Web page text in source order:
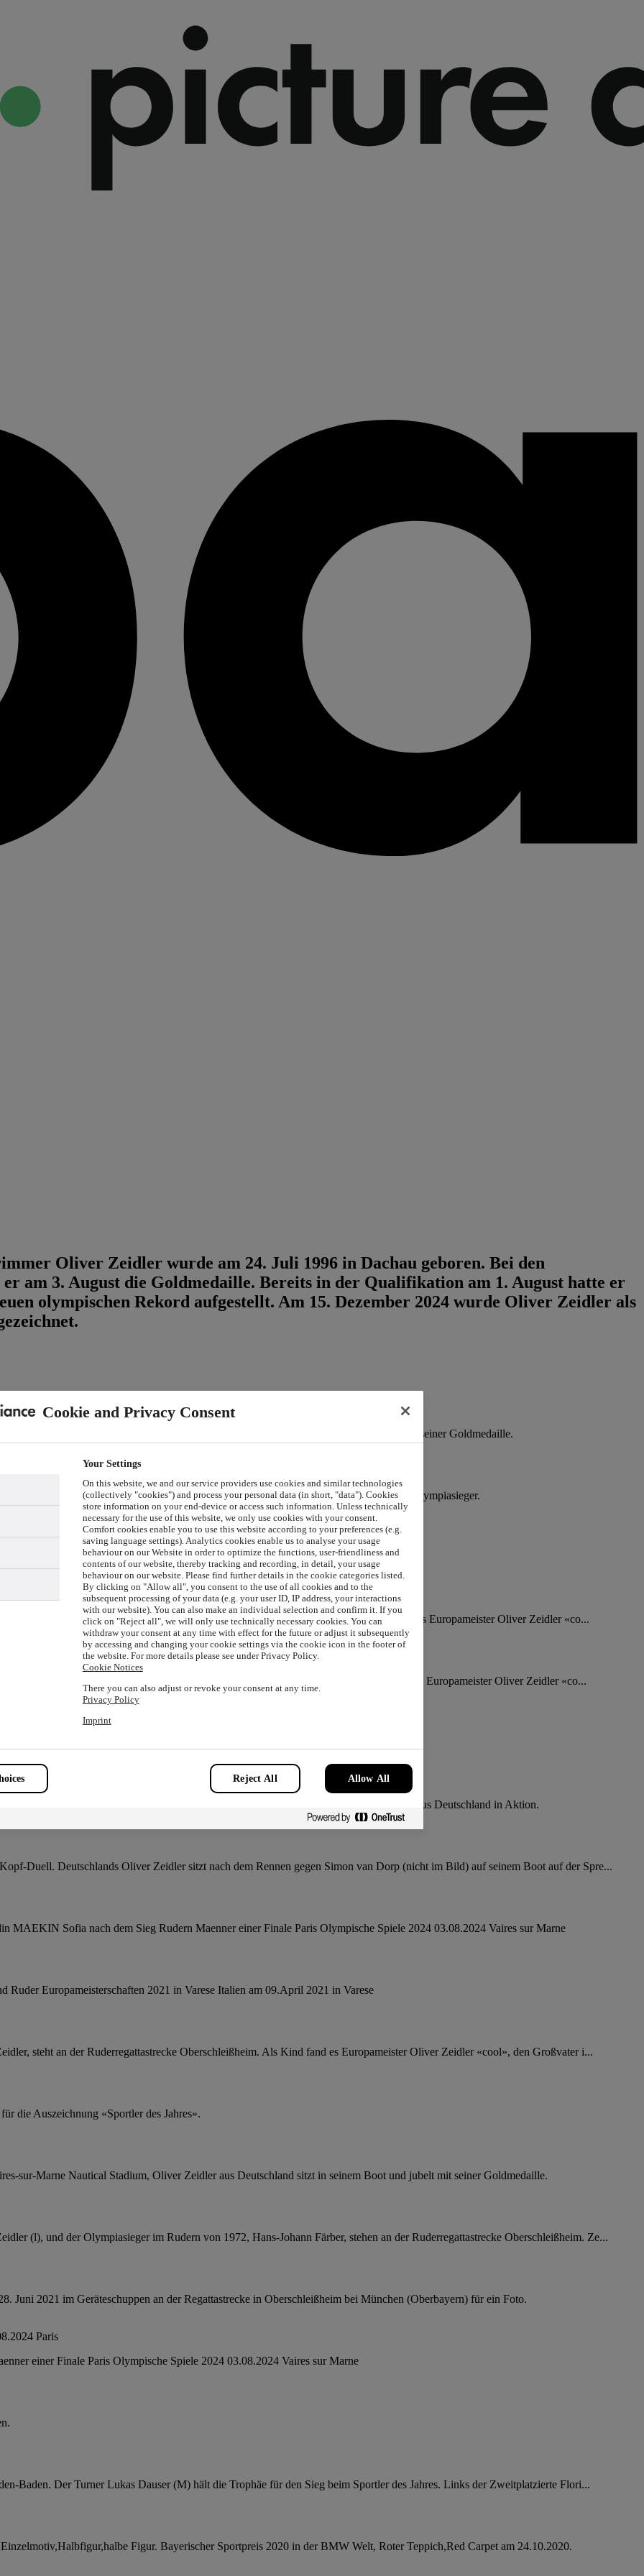
Oliver Zeidler wurde am 24. Juli 1996 in Dachau geboren. Bei den
am 3. August die Goldmedaille. Bereits in der Qualifikation am 1. August hatte er
olympischen Rekord aufgestellt. Am 15. Dezember 2024 wurde Oliver Zeidler als
sur-Marne Nautical Stadium, Oliver Zeidler aus Deutschland jubelt auf dem Podium mit seiner Goldmedaille.
sur-Marne Nautical Stadium, Oliver Zeidler aus Deutschland kommt ins Ziel und wird Olympiasieger.
World Cup Varese 2024 am 13.04.2024 in Varese
steht in einer Bootshalle an der Ruderregattastrecke Oberschleißheim. Als Kind fand es Europameister Oliver Zeidler «co...
sitzt in einer Bootshalle an der Ruderregattastrecke Oberschleißheim. Als Kind fand es Europameister Oliver Zeidler «co...
einer Finale Paris Olympische Spiele 2024 03.08.2024 Vaires sur Marne
Männer, Vorlauf 3, auf der Olympia-Regattaanlage Oberschleißheim. Oliver Zeidler aus Deutschland in Aktion.
Duell. Deutschlands Oliver Zeidler sitzt nach dem Rennen gegen Simon van Dorp (nicht im Bild) auf seinem Boot auf der Spre...
Sofia nach dem Sieg Rudern Maenner einer Finale Paris Olympische Spiele 2024 03.08.2024 Vaires sur Marne
Europameisterschaften 2021 in Varese Italien am 09.April 2021 in Varese
steht an der Ruderregattastrecke Oberschleißheim. Als Kind fand es Europameister Oliver Zeidler «cool», den Großvater i...
die Auszeichnung «Sportler des Jahres».
sur-Marne Nautical Stadium, Oliver Zeidler aus Deutschland sitzt in seinem Boot und jubelt mit seiner Goldmedaille.
(l), und der Olympiasieger im Rudern von 1972, Hans-Johann Färber, stehen an der Ruderregattastrecke Oberschleißheim. Ze...
Juni 2021 im Geräteschuppen an der Regattastrecke in Oberschleißheim bei München (Oberbayern) für ein Foto.
einer Finale Paris Olympische Spiele 2024 03.08.2024 Vaires sur Marne
Baden. Der Turner Lukas Dauser (M) hält die Trophäe für den Sieg beim Sportler des Jahres. Links der Zweitplatzierte Flori...
Figur. Bayerischer Sportpreis 2020 in der BMW Welt, Roter Teppich,Red Carpet am 24.10.2020.
Cookie and Privacy Consent
Your Settings
On this website, we and our service providers use cookies and similar technologies
(collectively "cookies") and process your personal data (in short, "data"). Cookies
store information on your end-device or access such information. Unless technically
necessary for the use of this website, we only use cookies with your consent.
Comfort cookies enable you to use this website according to your preferences (e.g.
saving language settings). Analytics cookies enable us to analyse your usage
behaviour on our Website in order to optimize the functions, user-friendliness and
contents of our website, thereby tracking and recording, in detail, your usage
behaviour on our website. Please find further details in the cookie categories listed.
By clicking on "Allow all", you consent to the use of all cookies and to the
subsequent processing of your data (e.g. your user ID, IP address, your interactions
with our website). You can also make an individual selection and confirm it. If you
click on "Reject all", we will only use technically necessary cookies. You can
withdraw your consent at any time with effect for the future or adjust it subsequently
by accessing and changing your cookie settings via the cookie icon in the footer of
the website. For more details please see under Privacy Policy.
Cookie Notices
There you can also adjust or revoke your consent at any time.
Privacy Policy
Imprint
Reject All Allow All